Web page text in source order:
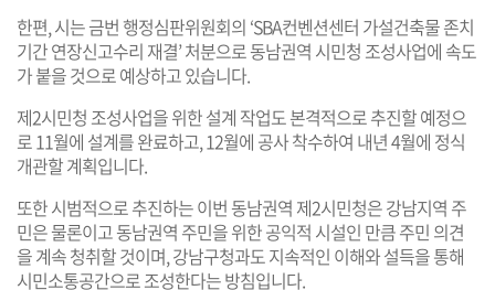
한편, 시는 금번 행정심판위원회의 ‘SBA컨벤션센터 가설건축물 존치
기간 연장신고수리 재결’ 처분으로 동남권역 시민청 조성사업에 속도
가 붙을 것으로 예상하고 있습니다.
제2시민청 조성사업을 위한 설계 작업도 본격적으로 추진할 예정으
로 11월에 설계를 완료하고, 12월에 공사 착수하여 내년 4월에 정식
개관할 계획입니다.
또한 시범적으로 추진하는 이번 동남권역 제2시민청은 강남지역 주
민은 물론이고 동남권역 주민을 위한 공익적 시설인 만큼 주민 의견
을 계속 청취할 것이며, 강남구청과도 지속적인 이해와 설득을 통해
시민소통공간으로 조성한다는 방침입니다.